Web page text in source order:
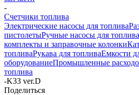
-
Счетчики топлива
Электрические насосы для топлива
пистолетыРучные насосы для топлива
комплекты и заправочные колонки
топливаРукава для топливаЕмкости
оборудованиеПромышленные
топлива
-K33 ver.D
Поделиться